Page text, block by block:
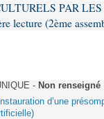
PAR LES
(2ème
- Non renseigné
d’une